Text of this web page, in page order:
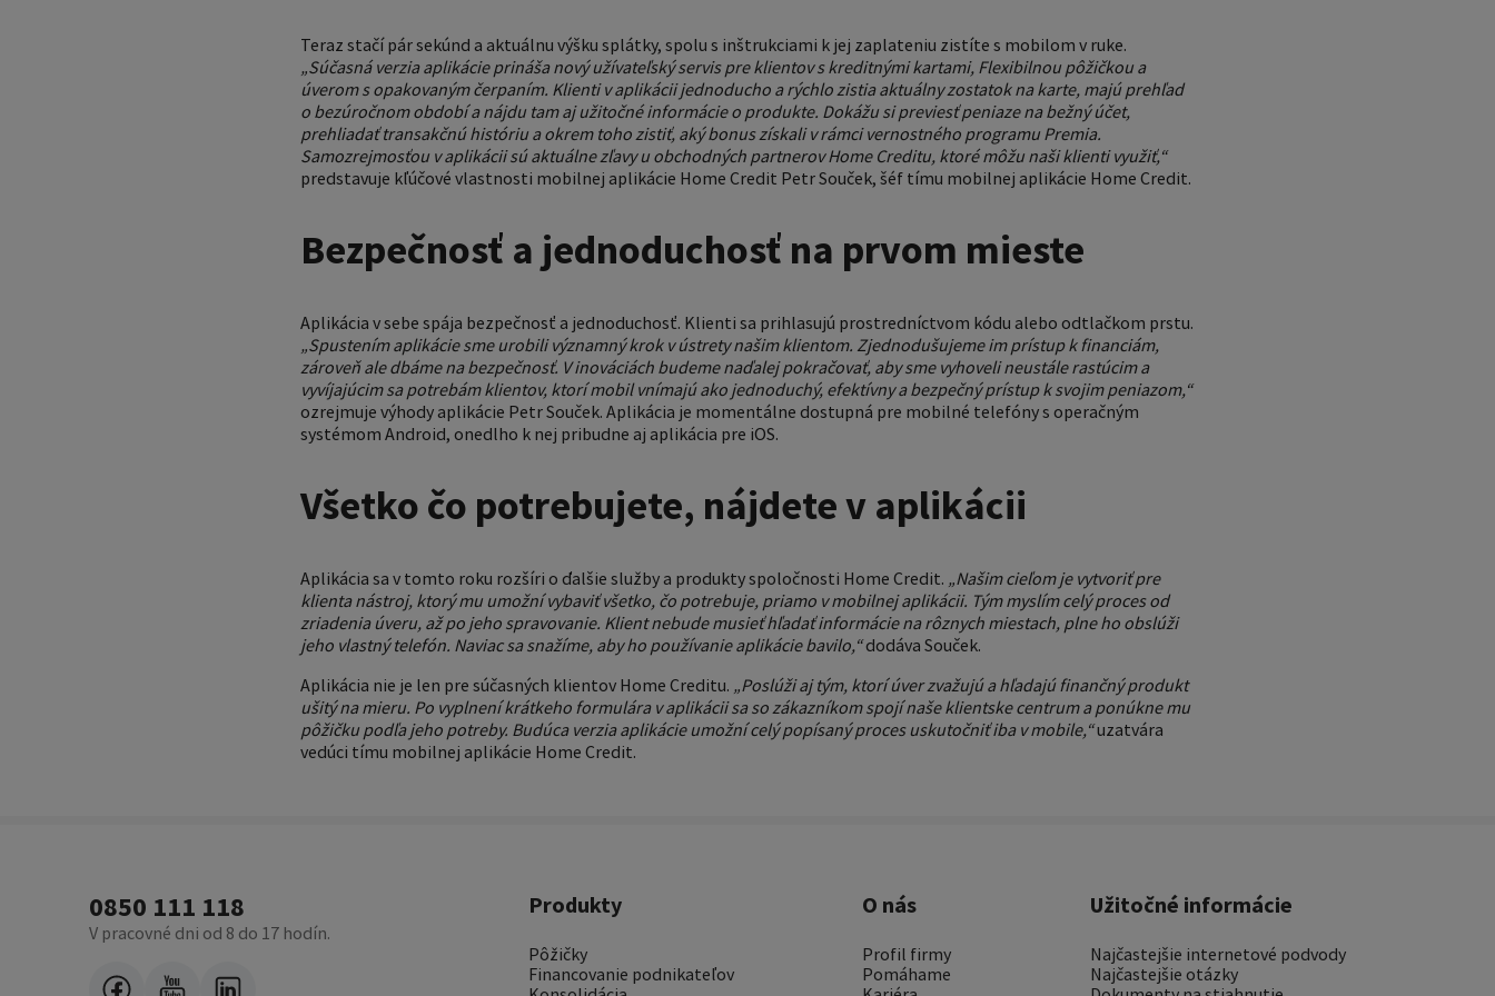
Teraz stačí pár sekúnd a aktuálnu výšku splátky, spolu s inštrukciami k jej zaplateniu zistíte s mobilom v ruke.
„Súčasná verzia aplikácie prináša nový užívateľský servis pre klientov s kreditnými kartami, Flexibilnou pôžičkou a
úverom s opakovaným čerpaním. Klienti v aplikácii jednoducho a rýchlo zistia aktuálny zostatok na karte, majú prehľad
o bezúročnom období a nájdu tam aj užitočné informácie o produkte. Dokážu si previesť peniaze na bežný účet,
prehliadať transakčnú históriu a okrem toho zistiť, aký bonus získali v rámci vernostného programu Premia.
Samozrejmosťou v aplikácii sú aktuálne zľavy u obchodných partnerov Home Creditu, ktoré môžu naši klienti využiť,“
predstavuje kľúčové vlastnosti mobilnej aplikácie Home Credit Petr Souček, šéf tímu mobilnej aplikácie Home Credit.
Bezpečnosť a jednoduchosť na prvom mieste
Aplikácia v sebe spája bezpečnosť a jednoduchosť. Klienti sa prihlasujú prostredníctvom kódu alebo odtlačkom prstu.
„Spustením aplikácie sme urobili významný krok v ústrety našim klientom. Zjednodušujeme im prístup k financiám,
zároveň ale dbáme na bezpečnosť. V inováciách budeme naďalej pokračovať, aby sme vyhoveli neustále rastúcim a
vyvíjajúcim sa potrebám klientov, ktorí mobil vnímajú ako jednoduchý, efektívny a bezpečný prístup k svojim peniazom,“
ozrejmuje výhody aplikácie Petr Souček. Aplikácia je momentálne dostupná pre mobilné telefóny s operačným
systémom Android, onedlho k nej pribudne aj aplikácia pre iOS.
Všetko čo potrebujete, nájdete v aplikácii
Aplikácia sa v tomto roku rozšíri o ďalšie služby a produkty spoločnosti Home Credit. „Našim cieľom je vytvoriť pre
klienta nástroj, ktorý mu umožní vybaviť všetko, čo potrebuje, priamo v mobilnej aplikácii. Tým myslím celý proces od
zriadenia úveru, až po jeho spravovanie. Klient nebude musieť hľadať informácie na rôznych miestach, plne ho obslúži
jeho vlastný telefón. Naviac sa snažíme, aby ho používanie aplikácie bavilo,“dodáva Souček.
Aplikácia nie je len pre súčasných klientov Home Creditu. „Poslúži aj tým, ktorí úver zvažujú a hľadajú finančný produkt
ušitý na mieru. Po vyplnení krátkeho formulára v aplikácii sa so zákazníkom spojí naše klientske centrum a ponúkne mu
pôžičku podľa jeho potreby. Budúca verzia aplikácie umožní celý popísaný proces uskutočniť iba v mobile,“uzatvára
vedúci tímu mobilnej aplikácie Home Credit.
0850 111 118
V pracovné dni od 8 do 17 hodín.
Produkty
Pôžičky
Financovanie podnikateľov
O nás
Profil firmy
Pomáhame
Užitočné informácie
Najčastejšie internetové podvody
Najčastejšie otázky